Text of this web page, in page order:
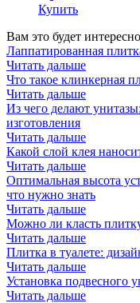
Купить
Вам это будет интересно
Лаппатированная
Читать дальше
Что такое клинкерная
Читать дальше
Из чего делают
изготовления
Читать дальше
Какой слой клея
Читать дальше
Оптимальная высота
что нужно знать
Читать дальше
Можно ли класть
Читать дальше
Плитка в туалете:
Читать дальше
Установка подвесного
Читать дальше